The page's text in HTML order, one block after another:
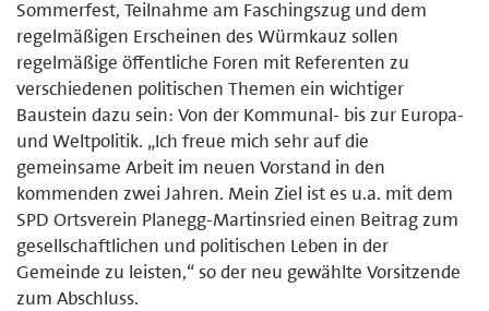
Sommerfest, Teilnahme am Faschingszug und dem
regelmäßigen Erscheinen des Würmkauz sollen
regelmäßige öffentliche Foren mit Referenten zu
verschiedenen politischen Themen ein wichtiger
Baustein dazu sein: Von der Kommunal- bis zur Europa-
und Weltpolitik. „Ich freue mich sehr auf die
gemeinsame Arbeit im neuen Vorstand in den
kommenden zwei Jahren. Mein Ziel ist es u.a. mit dem
SPD Ortsverein Planegg-Martinsried einen Beitrag zum
gesellschaftlichen und politischen Leben in der
Gemeinde zu leisten,“ so der neu gewählte Vorsitzende
zum Abschluss.